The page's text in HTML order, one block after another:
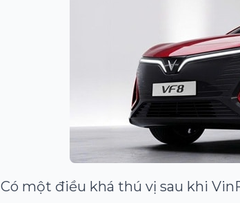
Có một điều khá thú vị sau khi